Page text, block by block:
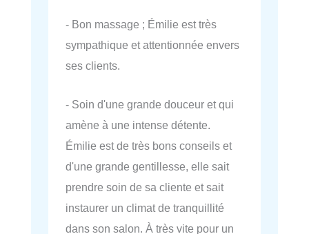
- Bon massage ; Émilie est très
sympathique et attentionnée envers
ses clients.
- Soin d'une grande douceur et qui
amène à une intense détente.
Émilie est de très bons conseils et
d'une grande gentillesse, elle sait
prendre soin de sa cliente et sait
instaurer un climat de tranquillité
dans son salon. À très vite pour un